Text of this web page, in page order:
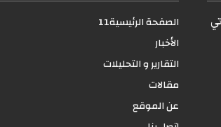
الصفحة الرئيسية11
الأخبار
التقارير و التحليلات
مقالات
عن الموقع